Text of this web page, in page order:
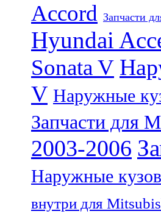
Accord Запчасти
Hyundai
Sonata V
V Наружные
Запчасти для
2003-2006
Наружные
внутри для